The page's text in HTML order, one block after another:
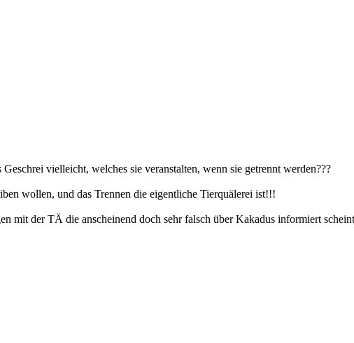
vielleicht, welches sie veranstalten, wenn sie getrennt werden???
wollen, und das Trennen die eigentliche Tierquälerei ist!!!
mit der TÄ die anscheinend doch sehr falsch über Kakadus informiert